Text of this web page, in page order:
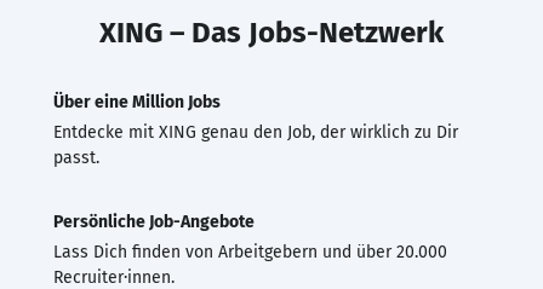
XING – Das Jobs-Netzwerk
Über eine Million Jobs
Entdecke mit XING genau den Job, der wirklich zu Dir
passt.
Persönliche Job-Angebote
Lass Dich finden von Arbeitgebern und über 20.000
Recruiter·innen.